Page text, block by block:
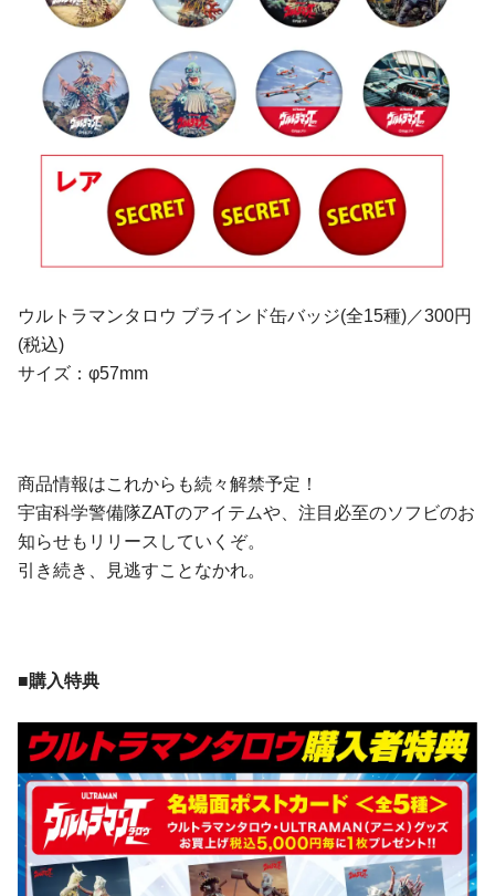
ウルトラマンタロウ ブラインド缶バッジ(全15種)／300円
(税込)
サイズ：φ57mm
商品情報はこれからも続々解禁予定！
宇宙科学警備隊ZATのアイテムや、注目必至のソフビのお
知らせもリリースしていくぞ。
引き続き、見逃すことなかれ。
■購入特典